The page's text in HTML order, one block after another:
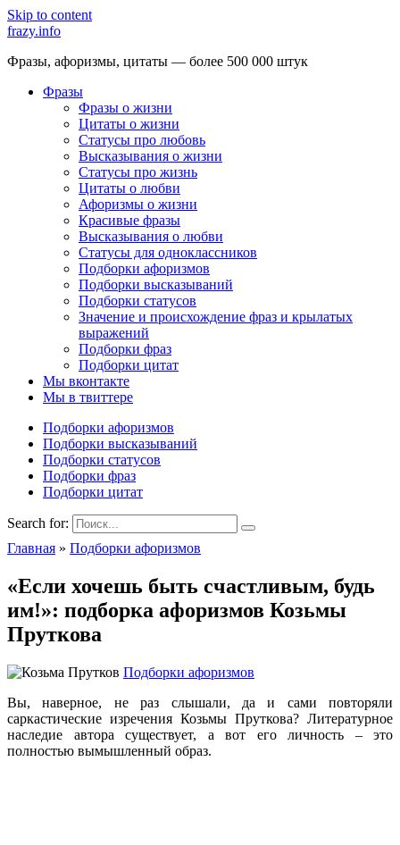
Skip to content
frazy.info
Фразы, афоризмы, цитаты — более 500 000 штук
Фразы
Фразы о жизни
Цитаты о жизни
Статусы про любовь
Высказывания о жизни
Статусы про жизнь
Цитаты о любви
Афоризмы о жизни
Красивые фразы
Высказывания о любви
Статусы для одноклассников
Подборки афоризмов
Подборки высказываний
Подборки статусов
Значение и происхождение фраз и крылатых
выражений
Подборки фраз
Подборки цитат
Мы вконтакте
Мы в твиттере
Подборки афоризмов
Подборки высказываний
Подборки статусов
Подборки фраз
Подборки цитат
Search for:
Главная » Подборки афоризмов
«Если хочешь быть счастливым, будь
им!»: подборка афоризмов Козьмы
Пруткова
Подборки афоризмов
Вы, наверное, не раз слышали, да и сами повторяли
саркастические изречения Козьмы Пруткова? Литературное
наследие автора существует, а вот его личность – это
полностью вымышленный образ.